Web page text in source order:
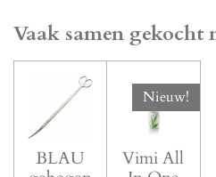
Vaak samen gekocht
BLAU
Nieuw!
Vimi All